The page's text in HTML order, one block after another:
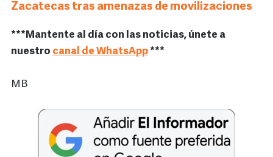
Zacatecas tras amenazas de movilizaciones
***Mantente al día con las noticias, únete a
nuestro canal de WhatsApp***
MB